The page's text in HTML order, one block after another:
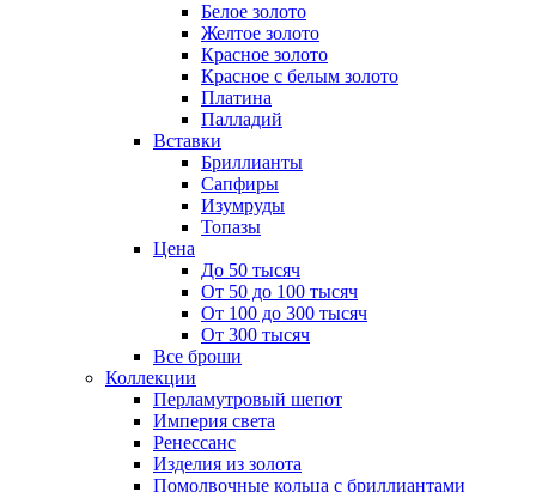
Белое золото
Желтое золото
Красное золото
Красное с белым золото
Платина
Палладий
Вставки
Бриллианты
Сапфиры
Изумруды
Топазы
Цена
До 50 тысяч
От 50 до 100 тысяч
От 100 до 300 тысяч
От 300 тысяч
Все броши
Коллекции
Перламутровый шепот
Империя света
Ренессанс
Изделия из золота
Помолвочные кольца с бриллиантами